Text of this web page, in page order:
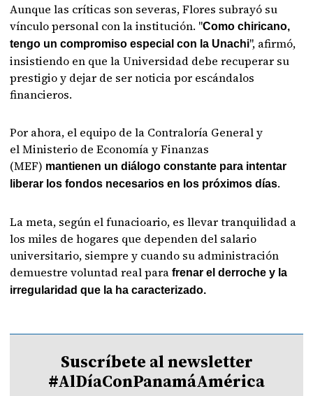
Aunque las críticas son severas, Flores subrayó su
vínculo personal con la institución. "Como chiricano,
tengo un compromiso especial con la Unachi", afirmó,
insistiendo en que la Universidad debe recuperar su
prestigio y dejar de ser noticia por escándalos
financieros.
Por ahora, el equipo de la Contraloría General y
el Ministerio de Economía y Finanzas
(MEF) mantienen un diálogo constante para intentar
liberar los fondos necesarios en los próximos días.
La meta, según el funacioario, es llevar tranquilidad a
los miles de hogares que dependen del salario
universitario, siempre y cuando su administración
demuestre voluntad real parafrenar el derroche y la
irregularidad que la ha caracterizado.
Suscríbete al newsletter
#AlDíaConPanamáAmérica